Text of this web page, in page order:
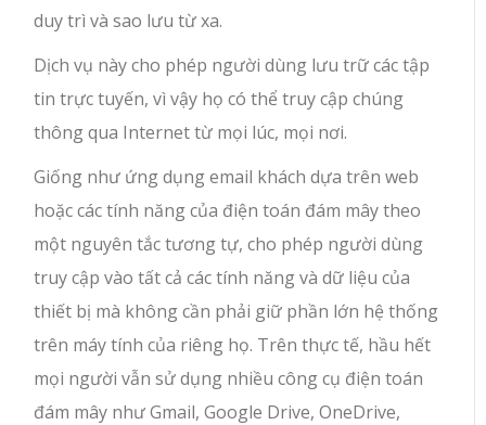
duy trì và sao lưu từ xa.
Dịch vụ này cho phép người dùng lưu trữ các tập
tin trực tuyến, vì vậy họ có thể truy cập chúng
thông qua Internet từ mọi lúc, mọi nơi.
Giống như ứng dụng email khách dựa trên web
hoặc các tính năng của điện toán đám mây theo
một nguyên tắc tương tự, cho phép người dùng
truy cập vào tất cả các tính năng và dữ liệu của
thiết bị mà không cần phải giữ phần lớn hệ thống
trên máy tính của riêng họ. Trên thực tế, hầu hết
mọi người vẫn sử dụng nhiều công cụ điện toán
đám mây như Gmail, Google Drive, OneDrive,